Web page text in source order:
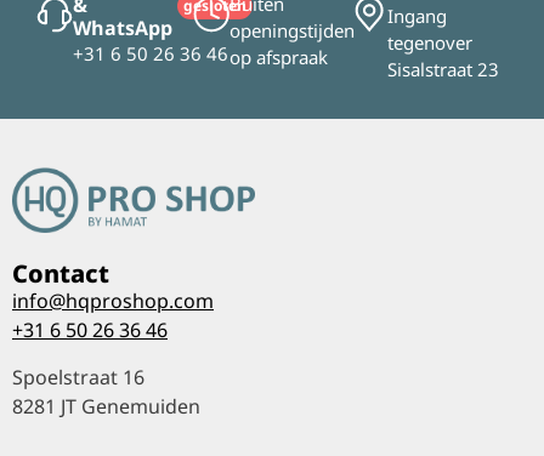
WhatsApp
gesloten
+31 6 50 26 36 46
openingstijden
op afspraak
Ingang
tegenover
Sisalstraat 23
Contact
info@hqproshop.com
+31 6 50 26 36 46
Spoelstraat 16
8281 JT Genemuiden